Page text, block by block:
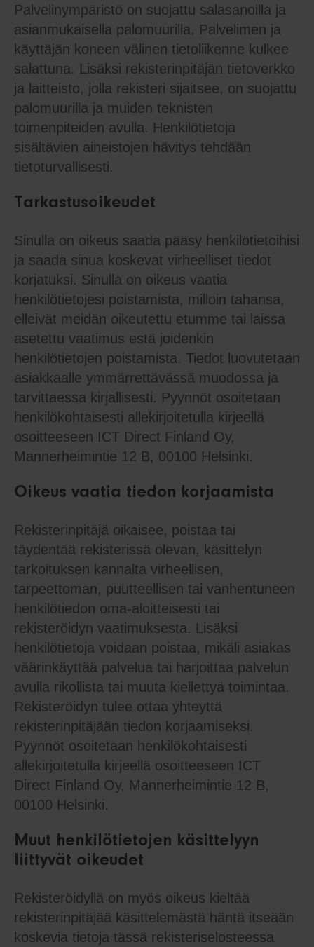
Palvelinympäristö on suojattu salasanoilla ja
asianmukaisella palomuurilla. Palvelimen ja
käyttäjän koneen välinen tietoliikenne kulkee
salattuna. Lisäksi rekisterinpitäjän tietoverkko
ja laitteisto, jolla rekisteri sijaitsee, on suojattu
palomuurilla ja muiden teknisten
toimenpiteiden avulla. Henkilötietoja
sisältävien aineistojen hävitys tehdään
tietoturvallisesti.
Tarkastusoikeudet
Sinulla on oikeus saada pääsy henkilötietoihisi
ja saada sinua koskevat virheelliset tiedot
korjatuksi. Sinulla on oikeus vaatia
henkilötietojesi poistamista, milloin tahansa,
elleivät meidän oikeutettu etumme tai laissa
asetettu vaatimus estä joidenkin
henkilötietojen poistamista. Tiedot luovutetaan
asiakkaalle ymmärrettävässä muodossa ja
tarvittaessa kirjallisesti. Pyynnöt osoitetaan
henkilökohtaisesti allekirjoitetulla kirjeellä
osoitteeseen ICT Direct Finland Oy,
Mannerheimintie 12 B, 00100 Helsinki.
Oikeus vaatia tiedon korjaamista
Rekisterinpitäjä oikaisee, poistaa tai
täydentää rekisterissä olevan, käsittelyn
tarkoituksen kannalta virheellisen,
tarpeettoman, puutteellisen tai vanhentuneen
henkilötiedon oma-aloitteisesti tai
rekisteröidyn vaatimuksesta. Lisäksi
henkilötietoja voidaan poistaa, mikäli asiakas
väärinkäyttää palvelua tai harjoittaa palvelun
avulla rikollista tai muuta kiellettyä toimintaa.
Rekisteröidyn tulee ottaa yhteyttä
rekisterinpitäjään tiedon korjaamiseksi.
Pyynnöt osoitetaan henkilökohtaisesti
allekirjoitetulla kirjeellä osoitteeseen ICT
Direct Finland Oy, Mannerheimintie 12 B,
00100 Helsinki.
Muut henkilötietojen käsittelyyn
liittyvät oikeudet
Rekisteröidyllä on myös oikeus kieltää
rekisterinpitäjää käsittelemästä häntä itseään
koskevia tietoja tässä rekisteriselosteessa